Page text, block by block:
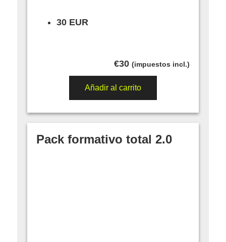
30 EUR
€30 (impuestos incl.)
Añadir al carrito
Pack formativo total 2.0